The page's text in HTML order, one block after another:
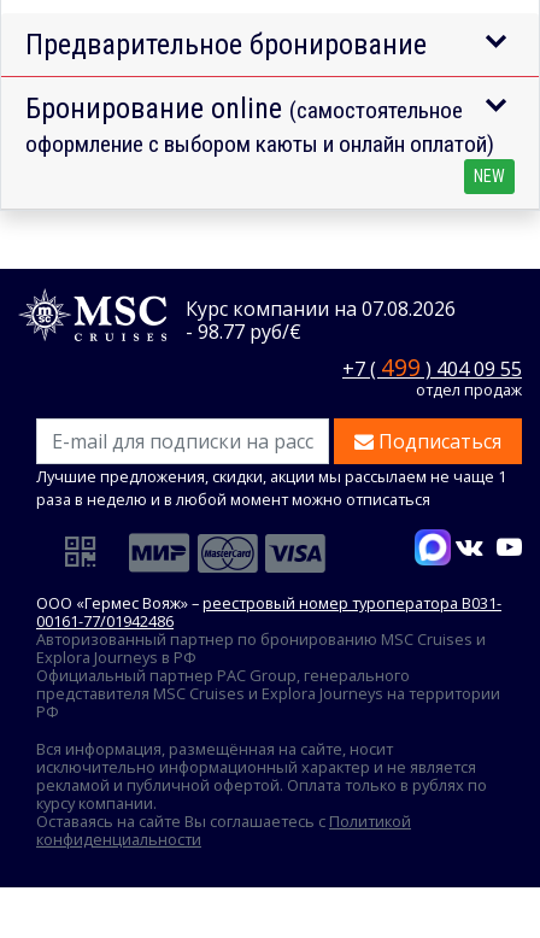
Предварительное бронирование
Бронирование online (самостоятельное
оформление с выбором каюты и онлайн оплатой)
NEW
Курс компании на 07.08.2026
- 98.77 руб/€
+7 ( 499 ) 404 09 55
отдел продаж
Подписаться
Лучшие предложения, скидки, акции мы рассылаем не чаще 1
раза в неделю и в любой момент можно отписаться
ООО «Гермес Вояж» –реестровый номер туроператора В031-
00161-77/01942486
Авторизованный партнер по бронированию MSC Cruises и
Explora Journeys в РФ
Официальный партнер PAC Group, генерального
представителя MSC Cruises и Explora Journeys на территории
РФ
Вся информация, размещённая на сайте, носит
исключительно информационный характер и не является
рекламой и публичной офертой. Оплата только в рублях по
курсу компании.
Оставаясь на сайте Вы соглашаетесь с Политикой
конфиденциальности